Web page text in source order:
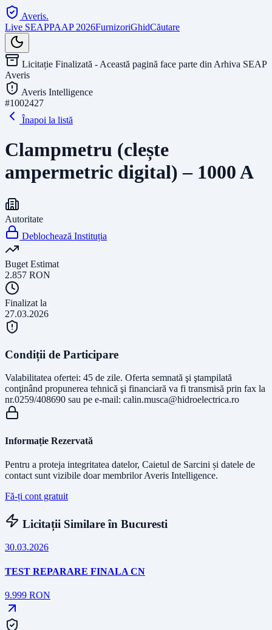
Averis.
Live SEAPPAAP 2026FurnizoriGhidCăutare
Licitație Finalizată - Această pagină face parte din Arhiva SEAP
Averis
Averis Intelligence
#1002427
Înapoi la listă
Clampmetru (clește
ampermetric digital) – 1000 A
Autoritate
Deblochează Instituția
Buget Estimat
2.857 RON
Finalizat la
27.03.2026
Condiții de Participare
Valabilitatea ofertei: 45 de zile. Oferta semnată şi ştampilată
conţinând propunerea tehnică şi financiară va fi transmisă prin fax la
nr.0259/408690 sau pe e-mail: calin.musca@hidroelectrica.ro
Informație Rezervată
Pentru a proteja integritatea datelor, Caietul de Sarcini și datele de
contact sunt vizibile doar membrilor Averis Intelligence.
Fă-ți cont gratuit
Licitații Similare în Bucuresti
30.03.2026
TEST REPARARE FINALA CN
9.999 RON